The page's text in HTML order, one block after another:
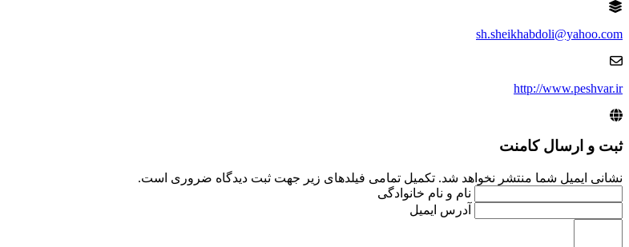
sh.sheikhabdoli@yahoo.com
http://www.peshvar.ir
ثبت و ارسال کامنت
نشانی ایمیل شما منتشر نخواهد شد. تکمیل تمامی فیلد‌های زیر جهت ثبت دیدگاه ضروری است.
نام و نام خانوادگی
آدرس ایمیل